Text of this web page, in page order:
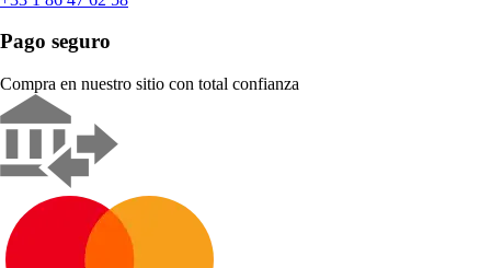
Pago seguro
Compra en nuestro sitio con total confianza